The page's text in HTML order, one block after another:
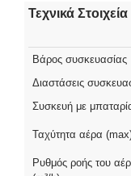
Τεχνικά Στοιχεία
Βάρος συσκευασίας
Διαστάσεις
Συσκευή με
Ταχύτητα αέρα
Ρυθμός ροής του